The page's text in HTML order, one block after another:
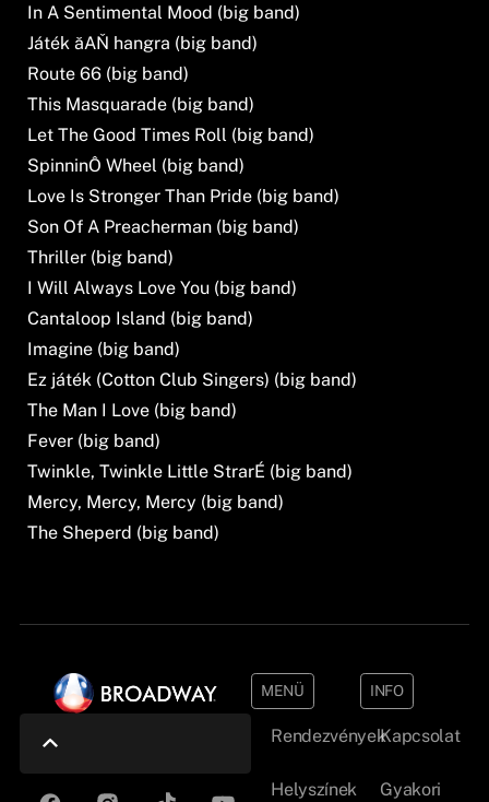
In A Sentimental Mood (big band)
Játék ăAŇ hangra (big band)
Route 66 (big band)
This Masquarade (big band)
Let The Good Times Roll (big band)
SpinninÔ Wheel (big band)
Love Is Stronger Than Pride (big band)
Son Of A Preacherman (big band)
Thriller (big band)
I Will Always Love You (big band)
Cantaloop Island (big band)
Imagine (big band)
Ez játék (Cotton Club Singers) (big band)
The Man I Love (big band)
Fever (big band)
Twinkle, Twinkle Little StrarÉ (big band)
Mercy, Mercy, Mercy (big band)
The Sheperd (big band)
MENÜ
Rendezvények
Helyszínek
INFO
Kapcsolat
Gyakori